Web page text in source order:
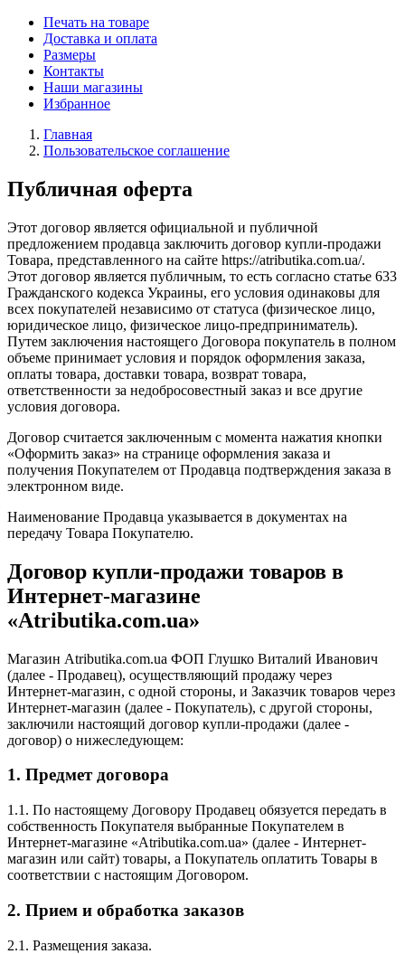
Печать на товаре
Доставка и оплата
Размеры
Контакты
Наши магазины
Избранное
Главная
Пользовательское соглашение
Публичная оферта
Этот договор является официальной и публичной
предложением продавца заключить договор купли-продажи
Товара, представленного на сайте https://atributika.com.ua/.
Этот договор является публичным, то есть согласно статье 633
Гражданского кодекса Украины, его условия одинаковы для
всех покупателей независимо от статуса (физическое лицо,
юридическое лицо, физическое лицо-предприниматель).
Путем заключения настоящего Договора покупатель в полном
объеме принимает условия и порядок оформления заказа,
оплаты товара, доставки товара, возврат товара,
ответственности за недобросовестный заказ и все другие
условия договора.
Договор считается заключенным с момента нажатия кнопки
«Оформить заказ» на странице оформления заказа и
получения Покупателем от Продавца подтверждения заказа в
электронном виде.
Наименование Продавца указывается в документах на
передачу Товара Покупателю.
Договор купли-продажи товаров в
Интернет-магазине
«Atributika.com.ua»
Магазин Аtributika.com.ua ФОП Глушко Виталий Иванович
(далее - Продавец), осуществляющий продажу через
Интернет-магазин, с одной стороны, и Заказчик товаров через
Интернет-магазин (далее - Покупатель), с другой стороны,
заключили настоящий договор купли-продажи (далее -
договор) о нижеследующем:
1. Предмет договора
1.1. По настоящему Договору Продавец обязуется передать в
собственность Покупателя выбранные Покупателем в
Интернет-магазине «Atributika.com.ua» (далее - Интернет-
магазин или сайт) товары, а Покупатель оплатить Товары в
соответствии с настоящим Договором.
2. Прием и обработка заказов
2.1. Размещения заказа.